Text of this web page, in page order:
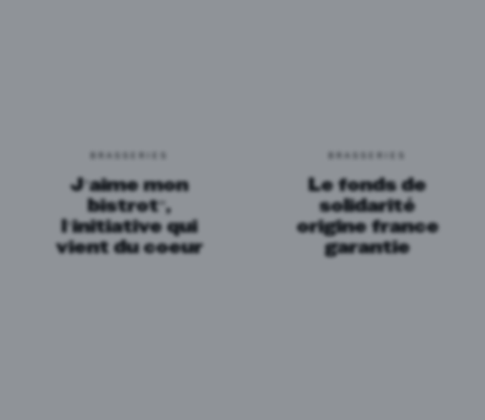
J’aime mon
bistrot”,
l’initiative qui
vient du coeur
Le fonds de
solidarité
origine france
garantie